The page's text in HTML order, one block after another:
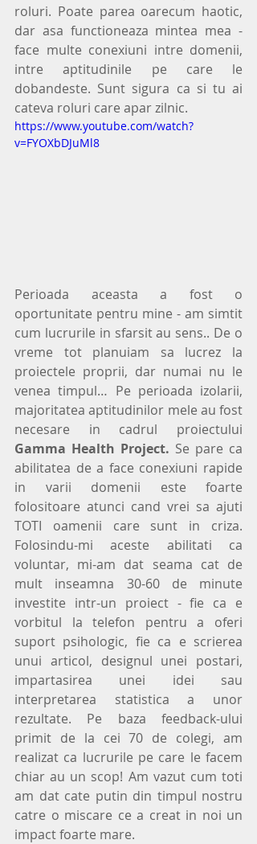
roluri. Poate parea oarecum haotic,
dar asa functioneaza mintea mea -
face multe conexiuni intre domenii,
intre aptitudinile pe care le
dobandeste. Sunt sigura ca si tu ai
cateva roluri care apar zilnic.
https://www.youtube.com/watch?
v=FYOXbDJuMl8
Perioada aceasta a fost o
oportunitate pentru mine - am simtit
cum lucrurile in sfarsit au sens.. De o
vreme tot planuiam sa lucrez la
proiectele proprii, dar numai nu le
venea timpul… Pe perioada izolarii,
majoritatea aptitudinilor mele au fost
Gamma Health Project. Se pare ca
abilitatea de a face conexiuni rapide
in varii domenii este foarte
folositoare atunci cand vrei sa ajuti
TOTI oamenii care sunt in criza.
Folosindu-mi aceste abilitati ca
voluntar, mi-am dat seama cat de
mult inseamna 30-60 de minute
investite intr-un proiect - fie ca e
vorbitul la telefon pentru a oferi
suport psihologic, fie ca e scrierea
unui articol, designul unei postari,
impartasirea unei idei sau
interpretarea statistica a unor
rezultate. Pe baza feedback-ului
primit de la cei 70 de colegi, am
realizat ca lucrurile pe care le facem
chiar au un scop! Am vazut cum toti
am dat cate putin din timpul nostru
catre o miscare ce a creat in noi un
impact foarte mare.